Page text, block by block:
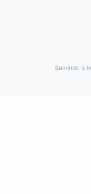
Suministro